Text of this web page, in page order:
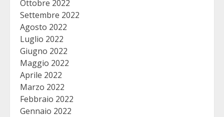
Ottobre 2022
Settembre 2022
Agosto 2022
Luglio 2022
Giugno 2022
Maggio 2022
Aprile 2022
Marzo 2022
Febbraio 2022
Gennaio 2022